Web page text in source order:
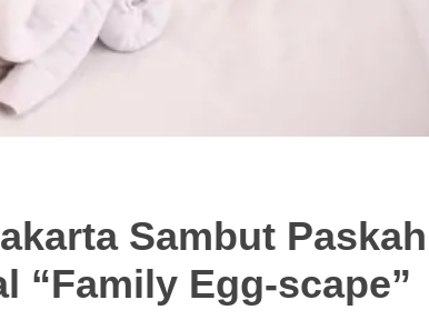
Sambut Paskah
“Family Egg-scape”